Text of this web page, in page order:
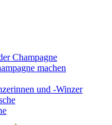
Champagne
machen
und -Winzer